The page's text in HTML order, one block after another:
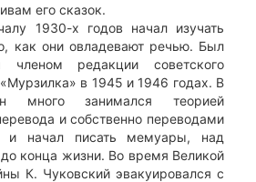
его сказок.
1930-х годов начал изучать
как они овладевают речью. Был
членом редакции советского
в 1945 и 1946 годах. В
много занимался теорией
и собственно переводами
и начал писать мемуары, над
конца жизни. Во время Великой
К. Чуковский эвакуировался с